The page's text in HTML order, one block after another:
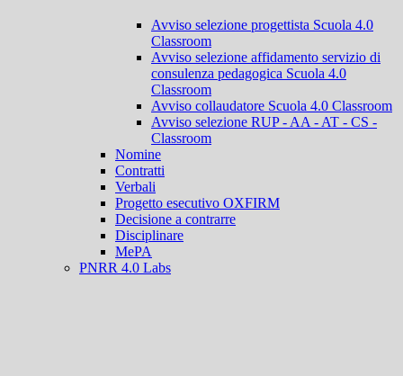
Avviso selezione progettista Scuola 4.0
Classroom
Avviso selezione affidamento servizio di
consulenza pedagogica Scuola 4.0
Classroom
Avviso collaudatore Scuola 4.0 Classroom
Avviso selezione RUP - AA - AT - CS -
Classroom
Nomine
Contratti
Verbali
Progetto esecutivo OXFIRM
Decisione a contrarre
Disciplinare
MePA
PNRR 4.0 Labs